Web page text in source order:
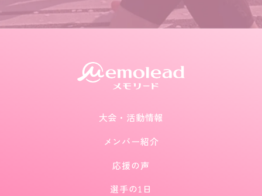
大会・活動情報
メンバー紹介
応援の声
選手の1日